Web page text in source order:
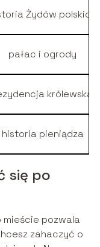
Żydów polskich
pałac i ogrody
królewska
historia pieniądza
się po
pozwala
zahaczyć o